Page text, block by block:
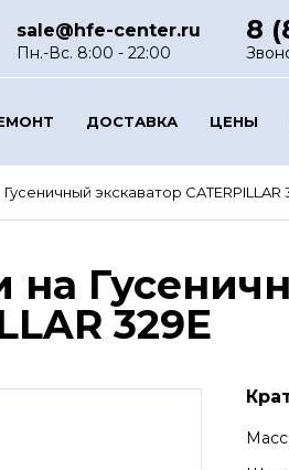
sale@hfe-center.ru
Пн.-Вс. 8:00 - 22:00
8
ДОСТАВКА ЦЕНЫ
Гусеничный экскаватор CATERPILLAR
на
329E